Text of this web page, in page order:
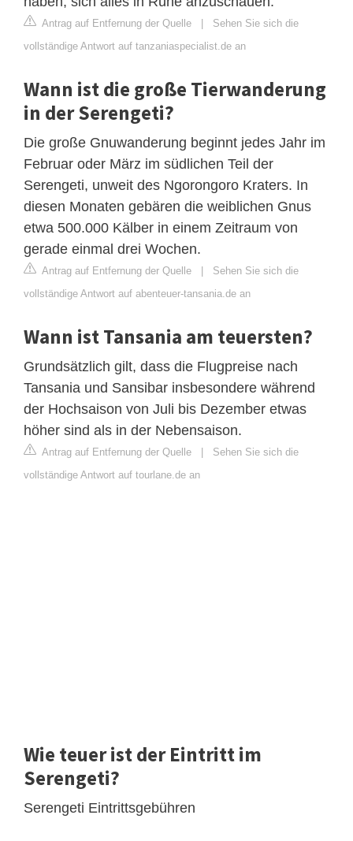
Antrag auf Entfernung der Quelle | Sehen Sie sich die
vollständige Antwort auf tanzaniaspecialist.de an
Wann ist die große Tierwanderung
in der Serengeti?
Die große Gnuwanderung beginnt jedes Jahr im
Februar oder März im südlichen Teil der
Serengeti, unweit des Ngorongoro Kraters. In
diesen Monaten gebären die weiblichen Gnus
etwa 500.000 Kälber in einem Zeitraum von
gerade einmal drei Wochen.
Antrag auf Entfernung der Quelle | Sehen Sie sich die
vollständige Antwort auf abenteuer-tansania.de an
Wann ist Tansania am teuersten?
Grundsätzlich gilt, dass die Flugpreise nach
Tansania und Sansibar insbesondere während
der Hochsaison von Juli bis Dezember etwas
höher sind als in der Nebensaison.
Antrag auf Entfernung der Quelle | Sehen Sie sich die
vollständige Antwort auf tourlane.de an
Wie teuer ist der Eintritt im
Serengeti?
Serengeti Eintrittsgebühren